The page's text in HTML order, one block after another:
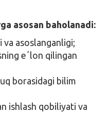
asosan baholanadi:
va asoslanganligi;
eʼlon qilingan
borasidagi bilim
ishlash qobiliyati va